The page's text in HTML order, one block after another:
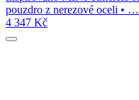
pouzdro z nerezové oceli • …
4 347 Kč